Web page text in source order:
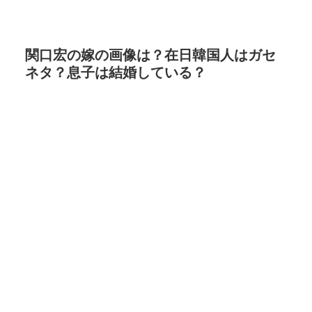
関口宏の嫁の画像は？在日韓国人はガセ
ネタ？息子は結婚している？